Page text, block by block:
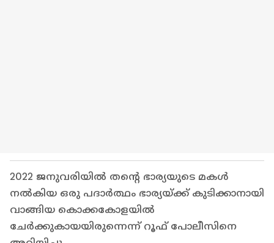
2022 ജനുവരിയിൽ തന്‍റെ ഭാര്യയുടെ മകൾ
നൽകിയ ഒരു പദാർത്ഥം ഭാര്യയ്ക്ക് കുടിക്കാനായി
വാങ്ങിയ കൊക്കകോളയില്‍
ചേര്‍ക്കുകായയിരുന്നെന്ന് റൂഫ് പോലീസിനെ